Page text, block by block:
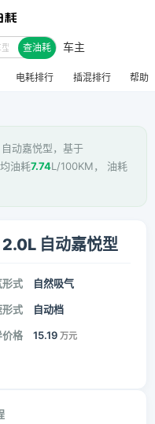
查油耗 车主
电耗排行 插混排行 帮助
动嘉悦型，基于
油耗7.74L/100KM， 油耗
自动嘉悦型
形式 自然吸气
形式 自动档
价格 15.19 万元